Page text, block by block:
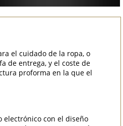
el cuidado de la ropa, o
de entrega, y el coste de
proforma en la que el
electrónico con el diseño